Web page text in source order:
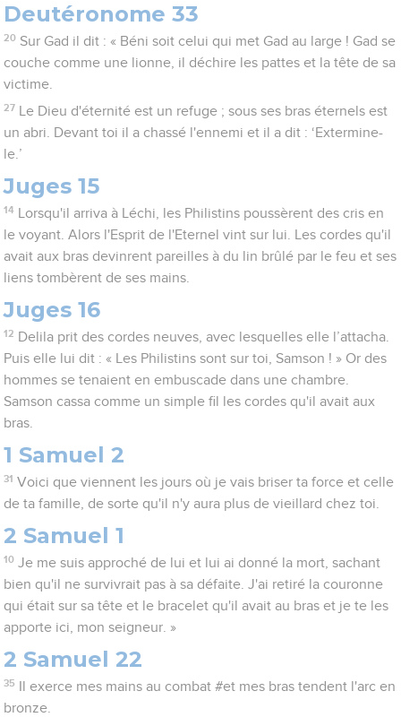
Deutéronome 33
20 Sur Gad il dit : « Béni soit celui qui met Gad au large ! Gad se
couche comme une lionne, il déchire les pattes et la tête de sa
victime.
27
Le Dieu d'éternité est un refuge ; sous ses bras éternels est
un abri. Devant toi il a chassé l'ennemi et il a dit : ‘Extermine-
le.’
Juges 15
14
Lorsqu'il arriva à Léchi, les Philistins poussèrent des cris en
le voyant. Alors l'Esprit de l'Eternel vint sur lui. Les cordes qu'il
avait aux bras devinrent pareilles à du lin brûlé par le feu et ses
liens tombèrent de ses mains.
Juges 16
12 Delila prit des cordes neuves, avec lesquelles elle l’attacha.
Puis elle lui dit : « Les Philistins sont sur toi, Samson ! » Or des
hommes se tenaient en embuscade dans une chambre.
Samson cassa comme un simple fil les cordes qu'il avait aux
bras.
1 Samuel 2
31 Voici que viennent les jours où je vais briser ta force et celle
de ta famille, de sorte qu'il n'y aura plus de vieillard chez toi.
2 Samuel 1
10 Je me suis approché de lui et lui ai donné la mort, sachant
bien qu'il ne survivrait pas à sa défaite. J'ai retiré la couronne
qui était sur sa tête et le bracelet qu'il avait au bras et je te les
apporte ici, mon seigneur. »
2 Samuel 22
35
Il exerce mes mains au combat #et mes bras tendent l'arc en
bronze.